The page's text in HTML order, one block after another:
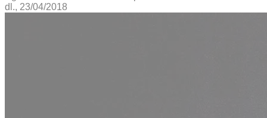
dl., 23/04/2018